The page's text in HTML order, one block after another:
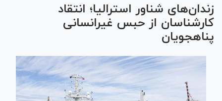
زندان‌های شناور استرالیا؛ انتقاد
کارشناسان از حبس غیرانسانی
پناهجویان